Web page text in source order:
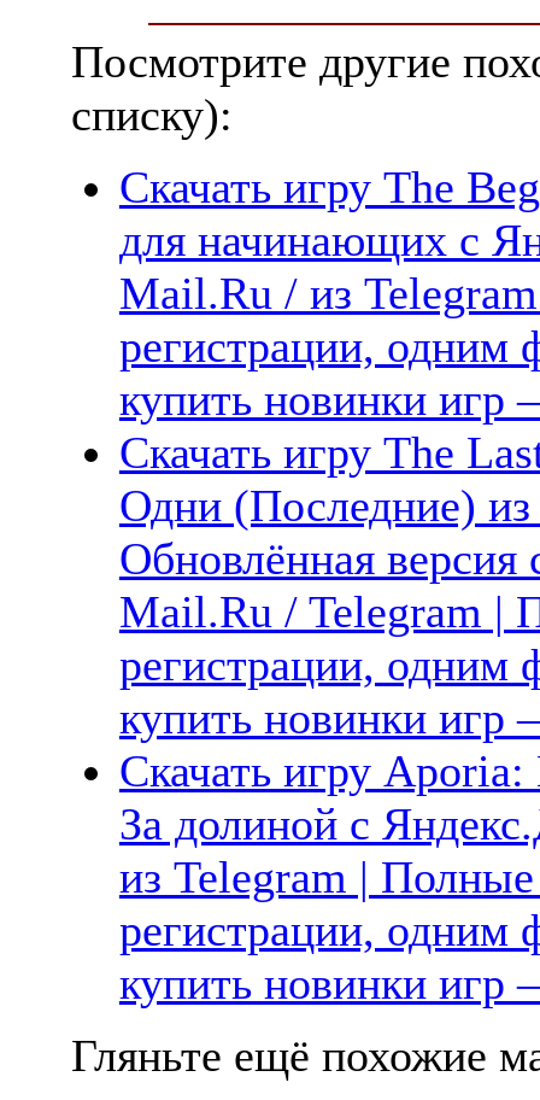
Посмотрите другие
списку):
Скачать игру The
для начинающих с
Mail.Ru / из
регистрации, одним
купить новинки
Скачать игру The
Одни (Последние)
Обновлённая
Mail.Ru / Telegram |
регистрации, одним
купить новинки игр
Скачать игру
За долиной с
из Telegram | Полные
регистрации, одним
купить новинки
Гляньте ещё похожие